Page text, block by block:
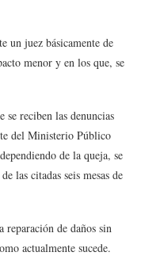
un juez básicamente de
menor y en los que, se
reciben las denuncias
del Ministerio Público
de la queja, se
las citadas seis mesas de
de daños sin
actualmente sucede.